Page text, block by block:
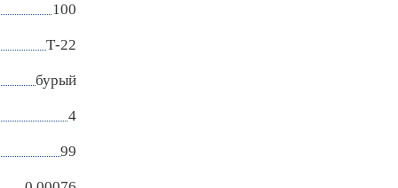
100
Т-22
бурый
4
99